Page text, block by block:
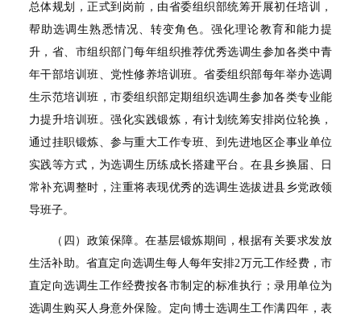
总体规划，正式到岗前，由省委组织部统筹开展初任培训，
帮助选调生熟悉情况、转变角色。强化理论教育和能力提
升，省、市组织部门每年组织推荐优秀选调生参加各类中青
年干部培训班、党性修养培训班。省委组织部每年举办选调
生示范培训班，市委组织部定期组织选调生参加各类专业能
力提升培训班。强化实践锻炼，有计划统筹安排岗位轮换，
通过挂职锻炼、参与重大工作专班、到先进地区企事业单位
实践等方式，为选调生历练成长搭建平台。在县乡换届、日
常补充调整时，注重将表现优秀的选调生选拔进县乡党政领
导班子。
（四）政策保障。在基层锻炼期间，根据有关要求发放
生活补助。省直定向选调生每人每年安排2万元工作经费，市
直定向选调生工作经费按各市制定的标准执行；录用单位为
选调生购买人身意外保险。定向博士选调生工作满四年，表